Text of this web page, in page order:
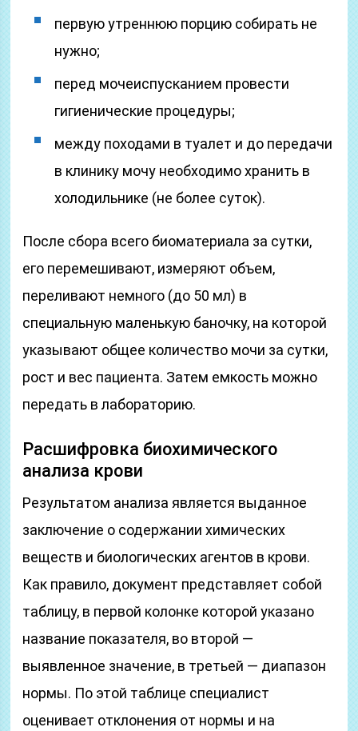
первую утреннюю порцию собирать не
нужно;
перед мочеиспусканием провести
гигиенические процедуры;
между походами в туалет и до передачи
в клинику мочу необходимо хранить в
холодильнике (не более суток).
После сбора всего биоматериала за сутки,
его перемешивают, измеряют объем,
переливают немного (до 50 мл) в
специальную маленькую баночку, на которой
указывают общее количество мочи за сутки,
рост и вес пациента. Затем емкость можно
передать в лабораторию.
Расшифровка биохимического
анализа крови
Результатом анализа является выданное
заключение о содержании химических
веществ и биологических агентов в крови.
Как правило, документ представляет собой
таблицу, в первой колонке которой указано
название показателя, во второй —
выявленное значение, в третьей — диапазон
нормы. По этой таблице специалист
оценивает отклонения от нормы и на